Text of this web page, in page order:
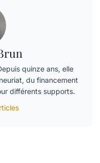
quinze ans, elle
du financement
différents supports.